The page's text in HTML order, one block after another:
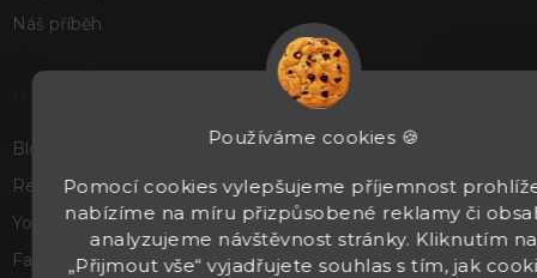
Používáme cookies 🍪
Pomocí cookies vylepšujeme příjemnost
nabízíme na míru přizpůsobené reklamy či
analyzujeme návštěvnost stránky. Kliknutím na
„Přijmout vše“ vyjadřujete souhlas s tím, jak
Náš příběh
Blog
Recenze a hodnocení
Youtube
Facebook